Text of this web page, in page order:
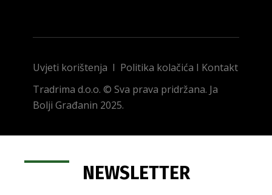
Uvjeti korištenja I Politika kolačića I Kontakt
Tradrima d.o.o. © Sva prava pridržana. Ja
Bolji Građanin 2025.
NEWSLETTER